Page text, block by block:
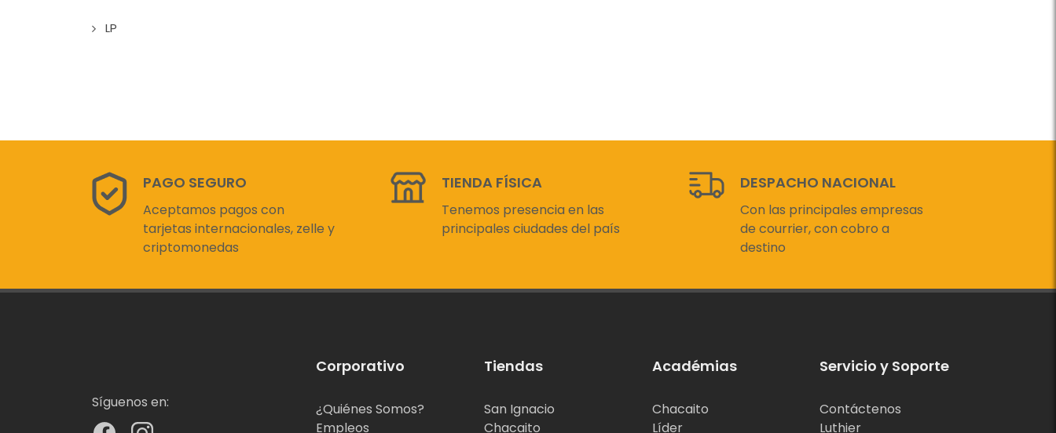
LP
PAGO SEGURO
Aceptamos pagos con
tarjetas internacionales, zelle y
criptomonedas
TIENDA FÍSICA
Tenemos presencia en las
principales ciudades del país
DESPACHO NACIONAL
Con las principales empresas
de courrier, con cobro a
destino
Síguenos en:
Corporativo
¿Quiénes Somos?
Empleos
Tiendas
San Ignacio
Chacaito
Académias
Chacaito
Líder
Servicio y Soporte
Contáctenos
Luthier